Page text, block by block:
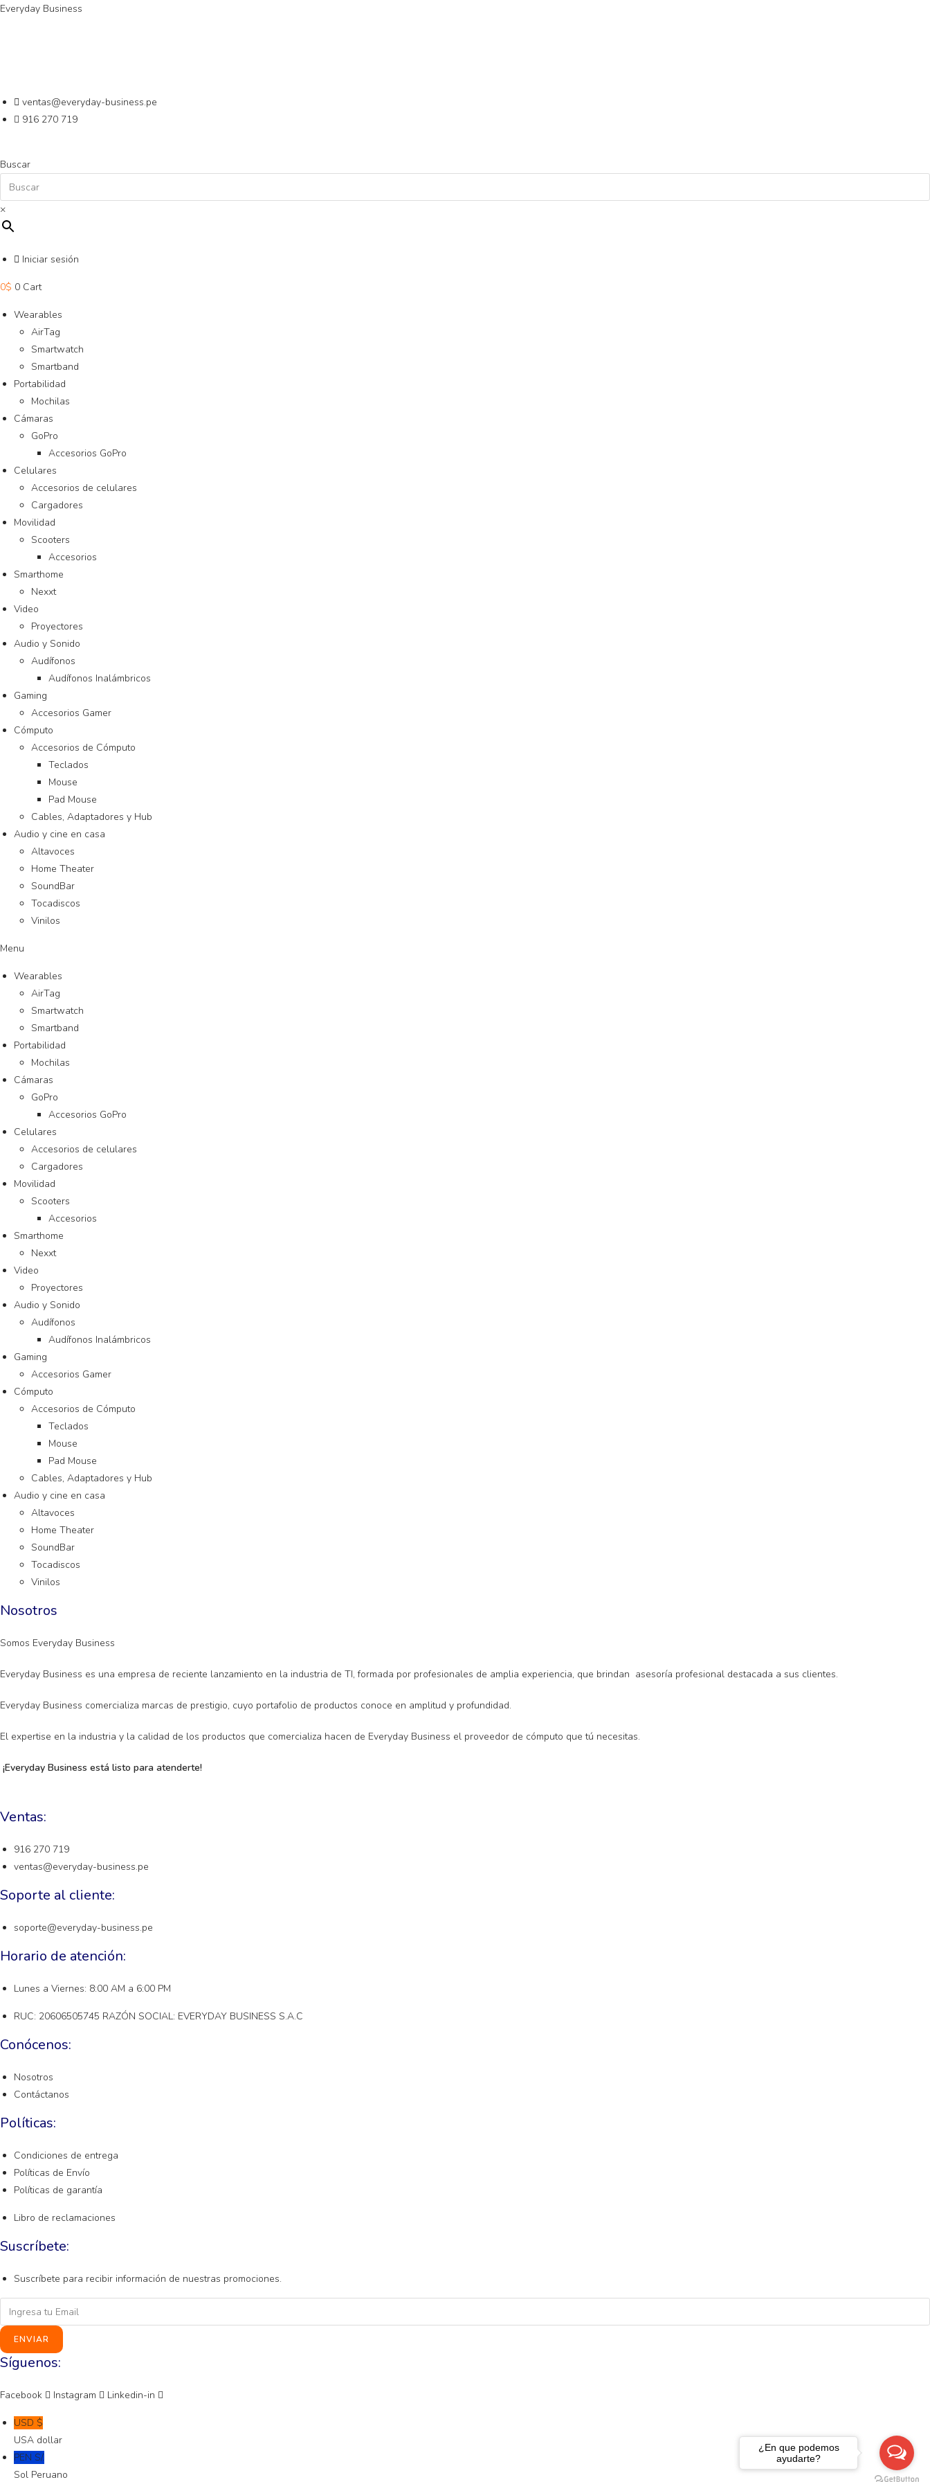
Saltar
Everyday Business
ventas@everyday-business.pe
916 270 719
Buscar
×
Iniciar sesión
0$ 0 Cart
Wearables
AirTag
Smartwatch
Smartband
Portabilidad
Mochilas
Cámaras
GoPro
Accesorios GoPro
Celulares
Accesorios de celulares
Cargadores
Movilidad
Scooters
Accesorios
Smarthome
Nexxt
Video
Proyectores
Audio y Sonido
Audífonos
Audífonos Inalámbricos
Gaming
Accesorios Gamer
Cómputo
Accesorios de Cómputo
Teclados
Mouse
Pad Mouse
Cables, Adaptadores y Hub
Audio y cine en casa
Altavoces
Home Theater
SoundBar
Tocadiscos
Vinilos
Menu
Wearables
AirTag
Smartwatch
Smartband
Portabilidad
Mochilas
Cámaras
GoPro
Accesorios GoPro
Celulares
Accesorios de celulares
Cargadores
Movilidad
Scooters
Accesorios
Smarthome
Nexxt
Video
Proyectores
Audio y Sonido
Audífonos
Audífonos Inalámbricos
Gaming
Accesorios Gamer
Cómputo
Accesorios de Cómputo
Teclados
Mouse
Pad Mouse
Cables, Adaptadores y Hub
Audio y cine en casa
Altavoces
Home Theater
SoundBar
Tocadiscos
Vinilos
Nosotros
Somos Everyday Business
Everyday Business es una empresa de reciente lanzamiento en la industria de TI, formada por profesionales de amplia experiencia, que brindan asesoría profesional destacada a sus clientes.
Everyday Business comercializa marcas de prestigio, cuyo portafolio de productos conoce en amplitud y profundidad.
El expertise en la industria y la calidad de los productos que comercializa hacen de Everyday Business el proveedor de cómputo que tú necesitas.
¡Everyday Business está listo para atenderte!
Ventas:
916 270 719
ventas@everyday-business.pe
Soporte al cliente:
soporte@everyday-business.pe
Horario de atención:
Lunes a Viernes: 8:00 AM a 6:00 PM
RUC: 20606505745 RAZÓN SOCIAL: EVERYDAY BUSINESS S.A.C
Conócenos:
Nosotros
Contáctanos
Políticas:
Condiciones de entrega
Políticas de Envío
Políticas de garantía
Libro de reclamaciones
Suscríbete:
Suscríbete para recibir información de nuestras promociones.
ENVIAR
Síguenos:
Facebook Instagram Linkedin-in
USD $
USA dollar
PEN S/.
Sol Peruano
¿En que podemos
ayudarte?